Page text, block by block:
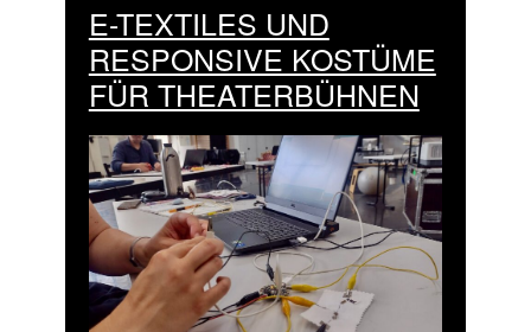
E-TEXTILES UND
RESPONSIVE KOSTÜME
FÜR THEATERBÜHNEN